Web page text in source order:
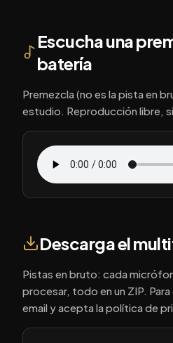
Escucha una
batería
Premezcla (no es la pista en
estudio. Reproducción libre,
Descarga el
Pistas en bruto: cada
procesar, todo en un ZIP.
email y acepta la política de